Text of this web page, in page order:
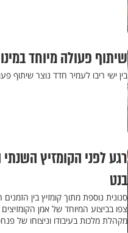
שיתוף פעולה מיוחד
בין ישי ריבו לעמיר חדד נוצר שיתוף
רגע לפני הקומזיץ
בנט
צפו בביצוע המיוחד של אמן
מקהלת מלכות בעיבודו וניצוחו של